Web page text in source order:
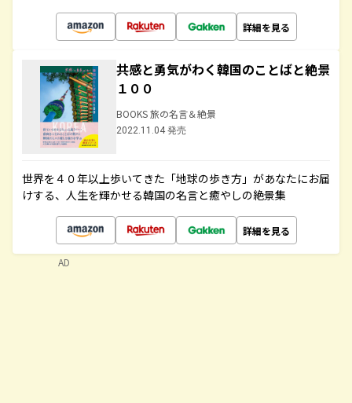
詳細を見る
共感と勇気がわく韓国のことばと絶景
１００
BOOKS 旅の名言＆絶景
2022.11.04 発売
世界を４０年以上歩いてきた「地球の歩き方」があなたにお届
けする、人生を輝かせる韓国の名言と癒やしの絶景集
詳細を見る
AD